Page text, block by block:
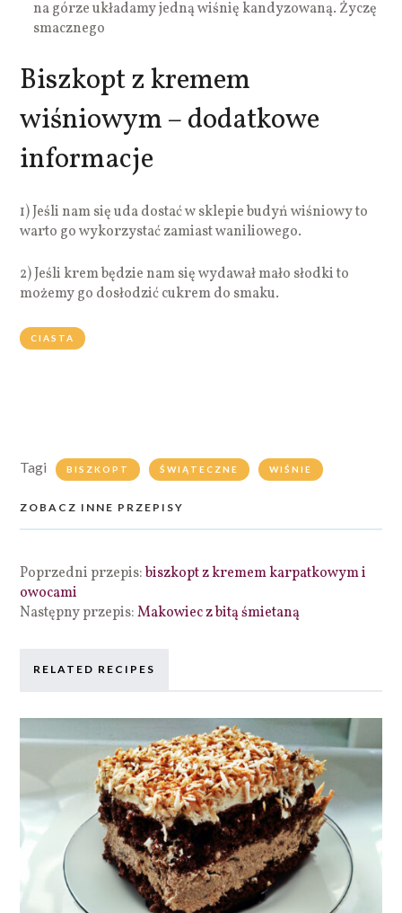
na górze układamy jedną wiśnię kandyzowaną. Życzę
smacznego
Biszkopt z kremem
wiśniowym – dodatkowe
informacje
1) Jeśli nam się uda dostać w sklepie budyń wiśniowy to
warto go wykorzystać zamiast waniliowego.
2) Jeśli krem będzie nam się wydawał mało słodki to
możemy go dosłodzić cukrem do smaku.
CIASTA
Tagi BISZKOPT ŚWIĄTECZNE WIŚNIE
ZOBACZ INNE PRZEPISY
Poprzedni przepis:biszkopt z kremem karpatkowym i
owocami
Następny przepis:Makowiec z bitą śmietaną
RELATED RECIPES